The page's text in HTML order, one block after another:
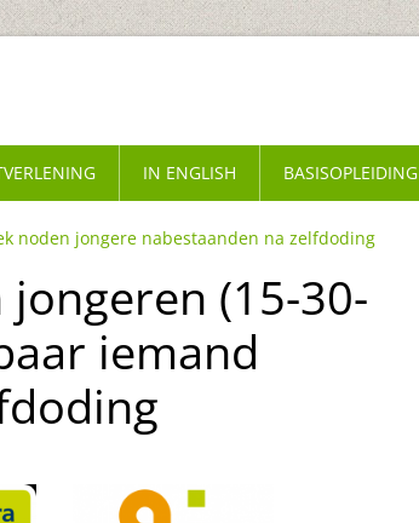
noden jongere nabestaanden na zelfdoding
(15-30-
iemand
IN ENGLISH BASISOPLEIDING